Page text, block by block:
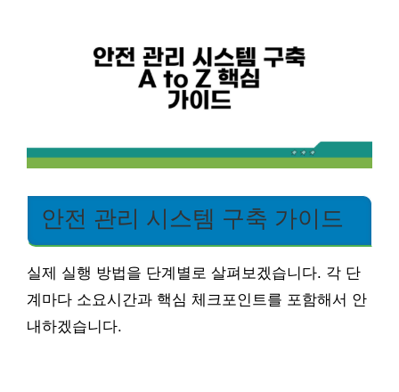
안전 관리 시스템 구축 가이드
실제 실행 방법을 단계별로 살펴보겠습니다. 각 단
계마다 소요시간과 핵심 체크포인트를 포함해서 안
내하겠습니다.